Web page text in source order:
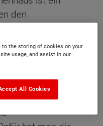
den
Alters
sollte in einem
Wohnzimmer und
gemeinsam
to the storing of cookies on your
usage, and assist in our
All Cookies